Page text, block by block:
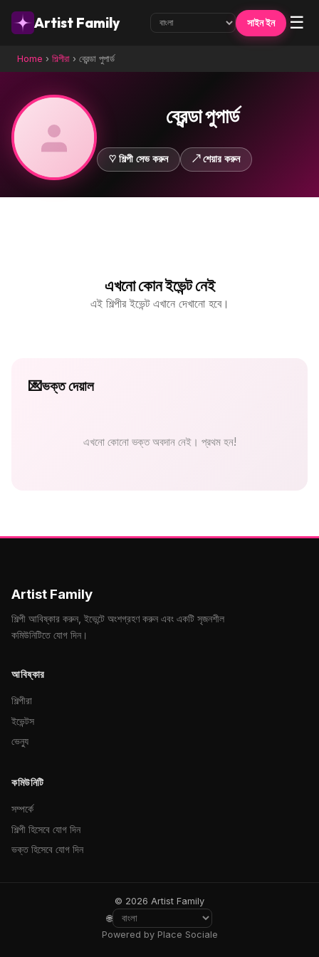
Artist Family সাইন ইন ☰
Home › শিল্পীরা › ব্রেন্ডা পুপার্ড
ব্রেন্ডা পুপার্ড
♡ শিল্পী সেভ করুন ↗ শেয়ার করুন
এখনো কোন ইভেন্ট নেই
এই শিল্পীর ইভেন্ট এখানে দেখানো হবে।
💌ভক্ত দেয়াল
এখনো কোনো ভক্ত অবদান নেই। প্রথম হন!
Artist Family
শিল্পী আবিষ্কার করুন, ইভেন্টে অংশগ্রহণ করুন এবং একটি সৃজনশীল
কমিউনিটিতে যোগ দিন।
আবিষ্কার
শিল্পীরা
ইভেন্টস
ভেন্যু
কমিউনিটি
সম্পর্কে
শিল্পী হিসেবে যোগ দিন
ভক্ত হিসেবে যোগ দিন
© 2026 Artist Family
🌐
Powered by Place Sociale